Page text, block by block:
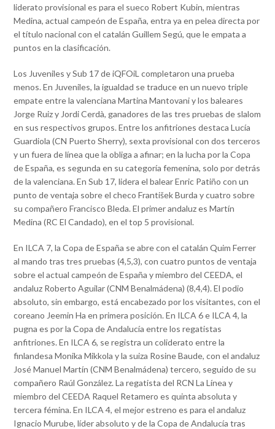
liderato provisional es para el sueco Robert Kubin, mientras
Medina, actual campeón de España, entra ya en pelea directa por
el título nacional con el catalán Guillem Segú, que le empata a
puntos en la clasificación.
Los Juveniles y Sub 17 de iQFOiL completaron una prueba
menos. En Juveniles, la igualdad se traduce en un nuevo triple
empate entre la valenciana Martina Mantovani y los baleares
Jorge Ruiz y Jordi Cerdà, ganadores de las tres pruebas de slalom
en sus respectivos grupos. Entre los anfitriones destaca Lucía
Guardiola (CN Puerto Sherry), sexta provisional con dos terceros
y un fuera de línea que la obliga a afinar; en la lucha por la Copa
de España, es segunda en su categoría femenina, solo por detrás
de la valenciana. En Sub 17, lidera el balear Enric Patiño con un
punto de ventaja sobre el checo František Burda y cuatro sobre
su compañero Francisco Bleda. El primer andaluz es Martín
Medina (RC El Candado), en el top 5 provisional.
En ILCA 7, la Copa de España se abre con el catalán Quim Ferrer
al mando tras tres pruebas (4,5,3), con cuatro puntos de ventaja
sobre el actual campeón de España y miembro del CEEDA, el
andaluz Roberto Aguilar (CNM Benalmádena) (8,4,4). El podio
absoluto, sin embargo, está encabezado por los visitantes, con el
coreano Jeemin Ha en primera posición. En ILCA 6 e ILCA 4, la
pugna es por la Copa de Andalucía entre los regatistas
anfitriones. En ILCA 6, se registra un coliderato entre la
finlandesa Monika Mikkola y la suiza Rosine Baude, con el andaluz
José Manuel Martín (CNM Benalmádena) tercero, seguido de su
compañero Raúl González. La regatista del RCN La Línea y
miembro del CEEDA Raquel Retamero es quinta absoluta y
tercera fémina. En ILCA 4, el mejor estreno es para el andaluz
Ignacio Murube, líder absoluto y de la Copa de Andalucía tras